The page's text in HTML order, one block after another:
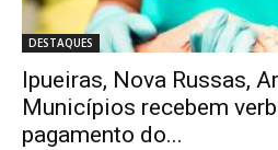
DESTAQUES
Ipueiras, Nova Russas,
Municípios recebem
pagamento do...